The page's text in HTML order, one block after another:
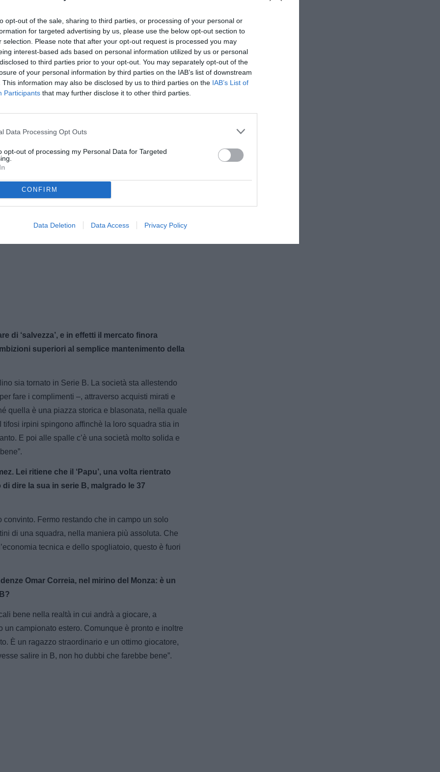
opt-out of the sale, sharing to third parties, or processing of your personal or
for targeted advertising by us, please use the below opt-out section to
selection. Please note that after your opt-out request is processed you may
interest-based ads based on personal information utilized by us or personal
to third parties prior to your opt-out. You may separately opt-out of the
of your personal information by third parties on the IAB’s list of downstream
This information may also be disclosed by us to third parties on the IAB’s List of
Participants that may further disclose it to other third parties.
Data Processing Opt Outs
opt-out of processing my Personal Data for Targeted
CONFIRM
Data Deletion Data Access Privacy Policy
di default all’immediata risalita in Serie A.
di promozioni in Serie A. Ha preso una squadra
giocando un buon calcio. Una squadra, peraltro,
Stroppa è una garanzia assoluta”.
a un tecnico al debutto in serie B.
viste, recentemente, anche in Serie A… (ride,
fatto bene al Legnago – io l’ho anche affrontato e
ha vissuto una breve esperienza in Grecia. Adesso
perché la Samp ha un nome e una storia da
di non potersi permettere un’altra annata
in C, dovrà essere pari alla voglia di rivalsa”.
di ‘salvezza’, e in effetti il mercato finora
superiori al semplice mantenimento della
sia tornato in Serie B. La società sta allestendo
fare i complimenti –, attraverso acquisti mirati e
quella è una piazza storica e blasonata, nella quale
irpini spingono affinchè la loro squadra stia in
E poi alle spalle c’è una società molto solida e
Lei ritiene che il ‘Papu’, una volta rientrato
dire la sua in serie B, malgrado le 37
convinto. Fermo restando che in campo un solo
di una squadra, nella maniera più assoluta. Che
tecnica e dello spogliatoio, questo è fuori
Omar Correia, nel mirino del Monza: è un
bene nella realtà in cui andrà a giocare, a
campionato estero. Comunque è pronto e inoltre
È un ragazzo straordinario e un ottimo giocatore,
salire in B, non ho dubbi che farebbe bene”.